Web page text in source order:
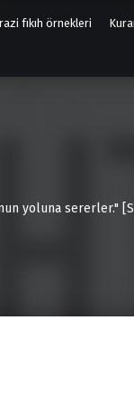
fıkıh örnekleri
yoluna sererler."